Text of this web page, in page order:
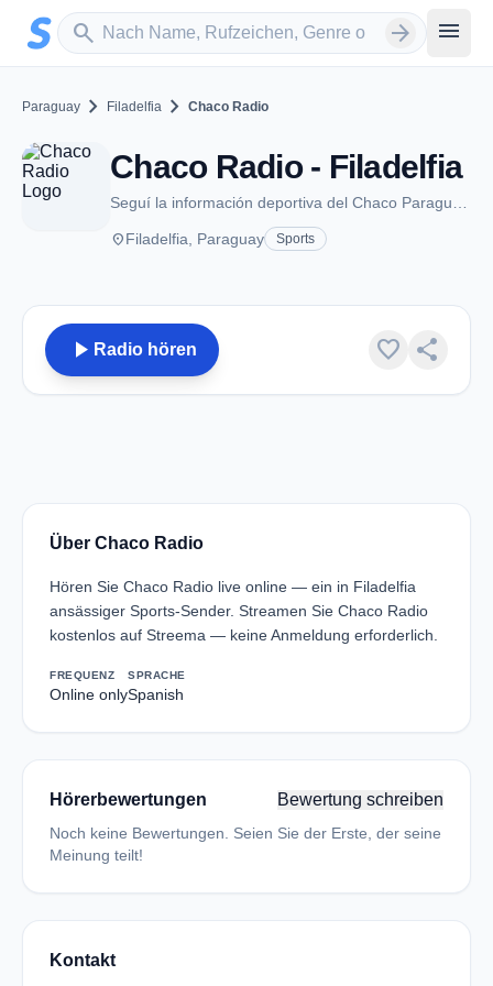
Zum Hauptinhalt springen
search
Sender suchen arrow_forward menu
Paraguay chevron_right Filadelfia chevron_right Chaco Radio
Chaco Radio - Filadelfia
placeFiladelfia, Paraguay Sports
play_arrow Radio hören favorite share
Über Chaco Radio
Hören Sie Chaco Radio live online — ein in Filadelfia
ansässiger Sports-Sender. Streamen Sie Chaco Radio
kostenlos auf Streema — keine Anmeldung erforderlich.
FREQUENZ
Online only
SPRACHE
Spanish
Hörerbewertungen Bewertung schreiben
Noch keine Bewertungen. Seien Sie der Erste, der seine
Meinung teilt!
Kontakt